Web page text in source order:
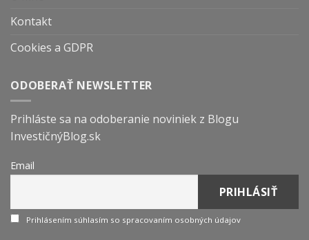
Kontakt
Cookies a GDPR
ODOBERAŤ NEWSLETTER
Prihláste sa na odoberanie noviniek z Blogu
InvestičnýBlog.sk
Email
Prihlásením súhlasím so spracovaním osobných údajov